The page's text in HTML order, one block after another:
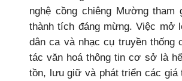
nghệ cồng chiêng Mường
thành tích đáng mừng. Việc mở
dân ca và nhạc cụ truyền thống
tác văn hoá thông tin cơ sở là
tồn, lưu giữ và phát triển các giá